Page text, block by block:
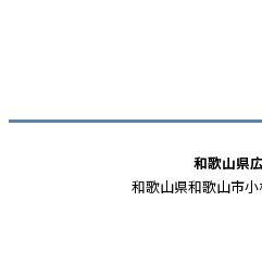
和歌山県
和歌山県和歌山市小